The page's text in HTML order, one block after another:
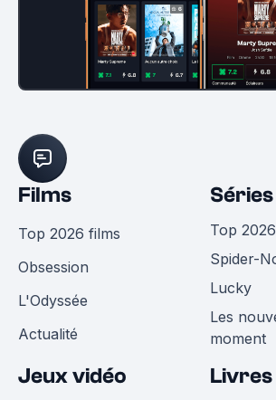
Films
Top 2026 films
Obsession
L'Odyssée
Actualité
Séries
Top
Spider-
Lucky
Les
moment
Jeux vidéo Livres